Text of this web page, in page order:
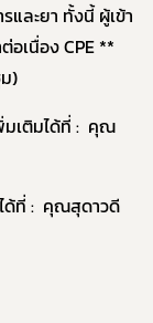
และยา ทั้งนี้ ผู้เข้า
อเนื่อง CPE **
)
มเติมได้ที่ : คุณ
ด้ที่ : คุณสุดาวดี